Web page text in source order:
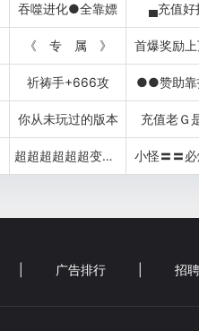
吞噬进化●全靠嫖 ▄充值好
《 专 属 》 首爆奖励
祈祷手+666攻 ●●赞助
你从未玩过的版本 充值老Ｇ
超超超超超超变变变变变 小怪〓〓
广告排行 招